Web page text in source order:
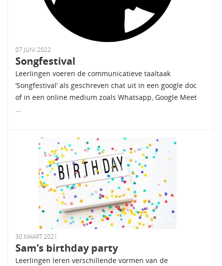
07 JUNI 2022
Songfestival
Leerlingen voeren de communicatieve taaltaak
‘Songfestival’ als geschreven chat uit in een google doc
of in een online medium zoals Whatsapp, Google Meet
...
30 MAART 2021
Sam’s birthday party
Leerlingen leren verschillende vormen van de